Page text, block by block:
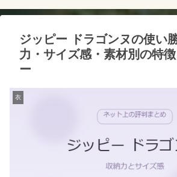
ジッピー ドラゴンヌの使い
力・サイズ感・素材別の特
ー
衣